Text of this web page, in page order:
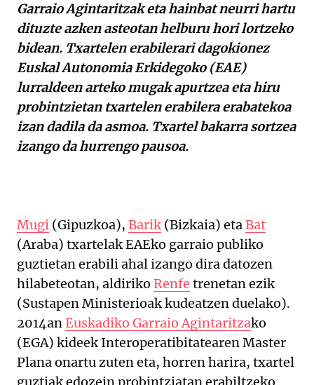
Garraio Agintaritzak eta hainbat neurri hartu
dituzte azken asteotan helburu hori lortzeko
bidean. Txartelen erabilerari dagokionez
Euskal Autonomia Erkidegoko (EAE)
lurraldeen arteko mugak apurtzea eta hiru
probintzietan txartelen erabilera erabatekoa
izan dadila da asmoa. Txartel bakarra sortzea
izango da hurrengo pausoa.
Mugi (Gipuzkoa), Barik(Bizkaia) etaBat
(Araba) txartelak EAEko garraio publiko
guztietan erabili ahal izango dira datozen
hilabeteotan, aldiriko Renfe trenetan ezik
(Sustapen Ministerioak kudeatzen duelako).
2014anEuskadiko Garraio Agintaritzako
(EGA) kideek Interoperatibitatearen Master
Plana onartu zuten eta, horren harira, txartel